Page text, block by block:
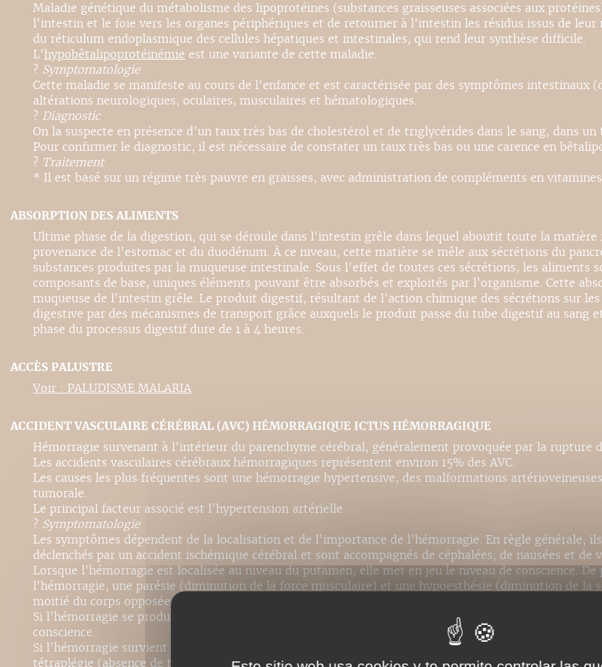
Maladie génétique du métabolisme des lipoprotéines (substances graisseuses associées aux
l'intestin et le foie vers les organes périphériques et de retourner à l'intestin les résidus issus de
du réticulum endoplasmique des cellules hépatiques et intestinales, qui rend leur synthèse difficile.
L'hypobêtalipoprotéinémie est une variante de cette maladie.
? Symptomatologie
Cette maladie se manifeste au cours de l'enfance et est caractérisée par des symptômes intestinaux
altérations neurologiques, oculaires, musculaires et hématologiques.
? Diagnostic
On la suspecte en présence d'un taux très bas de cholestérol et de triglycérides dans le sang, dans
Pour confirmer le diagnostic, il est nécessaire de constater un taux très bas ou une carence en
? Traitement
* Il est basé sur un régime très pauvre en graisses, avec administration de compléments en
ABSORPTION DES ALIMENTS
Ultime phase de la digestion, qui se déroule dans l'intestin grêle dans lequel aboutit toute la
provenance de l'estomac et du duodénum. À ce niveau, cette matière se mêle aux sécrétions du
substances produites par la muqueuse intestinale. Sous l'effet de toutes ces sécrétions, les
composants de base, uniques éléments pouvant être absorbés et exploités par l'organisme. Cette
muqueuse de l'intestin grêle. Le produit digestif, résultant de l'action chimique des sécrétions sur
digestive par des mécanismes de transport grâce auxquels le produit passe du tube digestif au sang
phase du processus digestif dure de 1 à 4 heures.
ACCÈS PALUSTRE
Voir : PALUDISME MALARIA
ACCIDENT VASCULAIRE CÉRÉBRAL (AVC) HÉMORRAGIQUE ICTUS HÉMORRAGIQUE
Hémorragie survenant à l'intérieur du parenchyme cérébral, généralement provoquée par la rupture
Les accidents vasculaires cérébraux hémorragiques représentent environ 15% des AVC.
Les causes les plus fréquentes sont une hémorragie hypertensive, des malformations
tumorale.
Le principal facteur associé est l'hypertension artérielle.
? Symptomatologie
Les symptômes dépendent de la localisation et de l'importance de l'hémorragie. En règle générale,
déclenchés par un accident ischémique cérébral et sont accompagnés de céphalées, de nausées et de
Lorsque l'hémorragie est localisée au niveau du putamen, elle met en jeu le niveau de conscience.
l'hémorragie, une parésie (diminution de la force musculaire) et une hypoesthésie (diminution de la
moitié du corps opposée à celle où l'hémorragie survient (hémiparésie et hémihypoesthésie).
Si l'hémorragie se produit au niveau du thalamus, on observe alors une hémiparésie et une
conscience.
Si l'hémorragie survient au niveau du pont (encéphale), elle provoque alors un coma, une perte des
tétraplégie (absence de toute fonction motrice en dessous du cou).